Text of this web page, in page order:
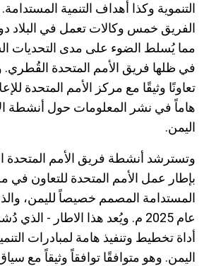
التنموية وكذا أهداف التنمية
الفريق خمس وكالات تعمل في البلاد
مما يُسلط الضوء على مدى التحديات
في ظلها فريق الأمم المتحدة القُطري.
تعاونًا وثيقًا مع مركز الأمم المتحدة
هاماً في نشر المعلومات حول أنشطة
اليمن.
وتسترشد أنشطة فريق الأمم المتحدة
بإطار عمل الأمم المتحدة للتعاون في
المستدامة المصمم خصيصاً لليمن،
أداة تخطيط وتنفيذ هامة لمبادرات
اليمن. وهو متوافقًا توافقاً وثيقاً مع